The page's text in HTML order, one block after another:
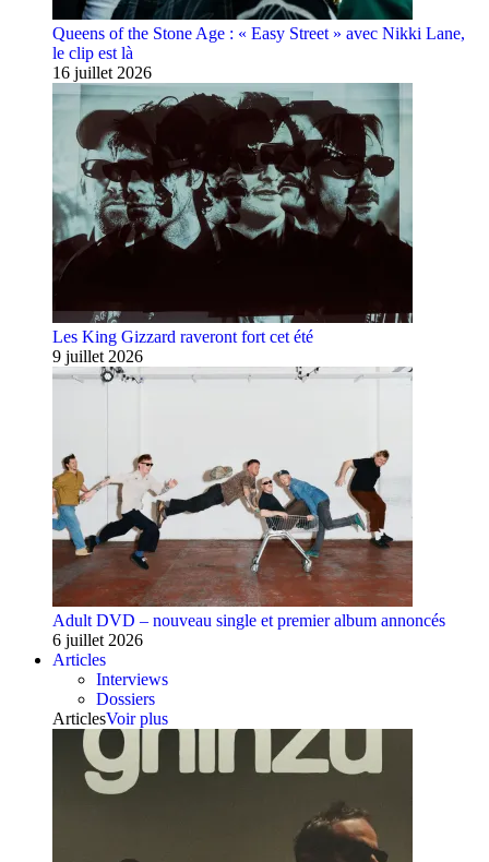
Queens of the Stone Age : « Easy Street » avec Nikki Lane,
le clip est là
16 juillet 2026
Les King Gizzard raveront fort cet été
9 juillet 2026
Adult DVD – nouveau single et premier album annoncés
6 juillet 2026
Articles
Interviews
Dossiers
ArticlesVoir plus